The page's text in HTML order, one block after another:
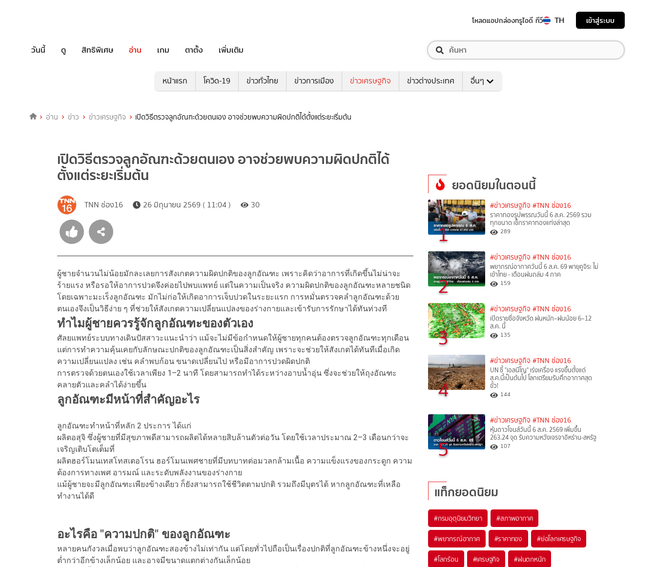
โหลดแอปกล่องทรูไอดี ทีวี TH เข้าสู่ระบบ
วันนี้ ดู สิทธิพิเศษ อ่าน เกม ตาตั้ง เพิ่มเติม
หน้าแรก โควิด-19 ข่าวทั่วไทย ข่าวการเมือง ข่าวเศรษฐกิจ ข่าวต่างประเทศ อื่นๆ
อ่าน ข่าว ข่าวเศรษฐกิจ เปิดวิธีตรวจลูกอัณฑะด้วยตนเอง อาจช่วยพบความผิดปกติได้ตั้งแต่ระยะเริ่มต้น
เปิดวิธีตรวจลูกอัณฑะด้วยตนเอง อาจช่วยพบความผิดปกติได้
ตั้งแต่ระยะเริ่มต้น
TNN ช่อง16 26 มิถุนายน 2569 ( 11:04 ) 30
ผู้ชายจำนวนไม่น้อยมักละเลยการสังเกตความผิดปกติของลูกอัณฑะ เพราะคิดว่าอาการที่เกิดขึ้นไม่น่าจะ
ร้ายแรง หรือรอให้อาการปวดจึงค่อยไปพบแพทย์ แต่ในความเป็นจริง ความผิดปกติของลูกอัณฑะหลายชนิด
โดยเฉพาะมะเร็งลูกอัณฑะ มักไม่ก่อให้เกิดอาการเจ็บปวดในระยะแรก การหมั่นตรวจคลำลูกอัณฑะด้วย
ตนเองจึงเป็นวิธีง่าย ๆ ที่ช่วยให้สังเกตความเปลี่ยนแปลงของร่างกายและเข้ารับการรักษาได้ทันท่วงที
ทำไมผู้ชายควรรู้จักลูกอัณฑะของตัวเอง
ศัลยแพทย์ระบบทางเดินปัสสาวะแนะนำว่า แม้จะไม่มีข้อกำหนดให้ผู้ชายทุกคนต้องตรวจลูกอัณฑะทุกเดือน
แต่การทำความคุ้นเคยกับลักษณะปกติของลูกอัณฑะเป็นสิ่งสำคัญ เพราะจะช่วยให้สังเกตได้ทันทีเมื่อเกิด
ความเปลี่ยนแปลง เช่น คลำพบก้อน ขนาดเปลี่ยนไป หรือมีอาการปวดผิดปกติ
การตรวจด้วยตนเองใช้เวลาเพียง 1–2 นาที โดยสามารถทำได้ระหว่างอาบน้ำอุ่น ซึ่งจะช่วยให้ถุงอัณฑะ
คลายตัวและคลำได้ง่ายขึ้น
ลูกอัณฑะมีหน้าที่สำคัญอะไร
ลูกอัณฑะทำหน้าที่หลัก 2 ประการ ได้แก่
ผลิตอสุจิ ซึ่งผู้ชายที่มีสุขภาพดีสามารถผลิตได้หลายสิบล้านตัวต่อวัน โดยใช้เวลาประมาณ 2–3 เดือนกว่าจะ
เจริญเติบโตเต็มที่
ผลิตฮอร์โมนเทสโทสเตอโรน ฮอร์โมนเพศชายที่มีบทบาทต่อมวลกล้ามเนื้อ ความแข็งแรงของกระดูก ความ
ต้องการทางเพศ อารมณ์ และระดับพลังงานของร่างกาย
แม้ผู้ชายจะมีลูกอัณฑะเพียงข้างเดียว ก็ยังสามารถใช้ชีวิตตามปกติ รวมถึงมีบุตรได้ หากลูกอัณฑะที่เหลือ
ทำงานได้ดี
อะไรคือ "ความปกติ" ของลูกอัณฑะ
หลายคนกังวลเมื่อพบว่าลูกอัณฑะสองข้างไม่เท่ากัน แต่โดยทั่วไปถือเป็นเรื่องปกติที่ลูกอัณฑะข้างหนึ่งจะอยู่
ต่ำกว่าอีกข้างเล็กน้อย และอาจมีขนาดแตกต่างกันเล็กน้อย
ยอดนิยมในตอนนี้
1
#ข่าวเศรษฐกิจ #TNN ช่อง16
ราคาทองรูปพรรณวันนี้ 6 ส.ค. 2569 รวม
ทุกขนาด เช็กราคาทองแท่งล่าสุด
289
2
#ข่าวเศรษฐกิจ #TNN ช่อง16
พยากรณ์อากาศวันนี้ 6 ส.ค. 69 พายุคูจิระ ไม่
เข้าไทย - เตือนฝนถล่ม 4 ภาค
159
3
#ข่าวเศรษฐกิจ #TNN ช่อง16
เปิดรายชื่อจังหวัด ฝนหนัก–ฝนน้อย 6–12
ส.ค. นี้
135
4
#ข่าวเศรษฐกิจ #TNN ช่อง16
UN ชี้ "เอลนีโญ" เร่งเครื่อง แรงขึ้นตั้งแต่
ส.ค.นี้เป็นต้นไป โลกเตรียมรับศึกอากาศสุด
ขั้ว!
144
5
#ข่าวเศรษฐกิจ #TNN ช่อง16
หุ้นดาวโจนส์วันนี้ 6 ส.ค. 2569 เพิ่มขึ้น
263.24 จุด รับความหวังเจรจาอิหร่าน-สหรัฐ
107
แท็กยอดนิยม
#กรมอุตุนิยมวิทยา #สภาพอากาศ
#พยากรณ์อากาศ #ราคาทอง #ย่อโลกเศรษฐกิจ
#โลกร้อน #เศรษฐกิจ #ฝนตกหนัก